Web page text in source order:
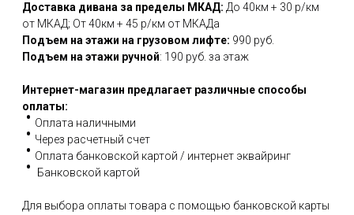
Доставка дивана за пределы МКАД: До 40км + 30 р/км
от МКАД; От 40км + 45 р/км от МКАДа
Подъем на этажи на грузовом лифте: 990 руб.
Подъем на этажи ручной: 190 руб. за этаж
Интернет-магазин предлагает различные способы
оплаты:
Оплата наличными
Через расчетный счет
Оплата банковской картой / интернет эквайринг
Банковской картой
Для выбора оплаты товара с помощью банковской карты